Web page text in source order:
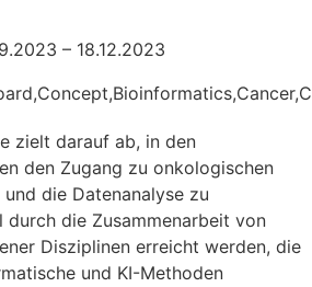
– 18.12.2023
zielt darauf ab, in den
den Zugang zu onkologischen
die Datenanalyse zu
durch die Zusammenarbeit von
Disziplinen erreicht werden, die
und KI-Methoden